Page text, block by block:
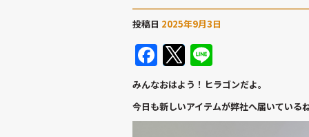
投稿日 2025年9月3日
Facebook
Twitter
みんなおはよう！ヒラゴンだよ。
今日も新しいアイテムが弊社へ届いている